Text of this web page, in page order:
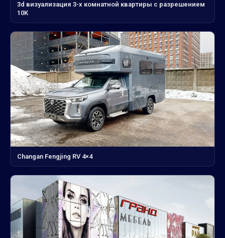
3d визуализация 3-х комнатной квартиры с разрешением
10K
Changan Fengjing RV 4×4